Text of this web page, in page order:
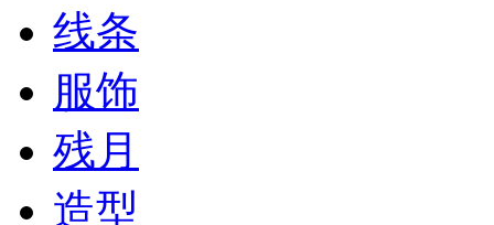
线条
服饰
残月
造型